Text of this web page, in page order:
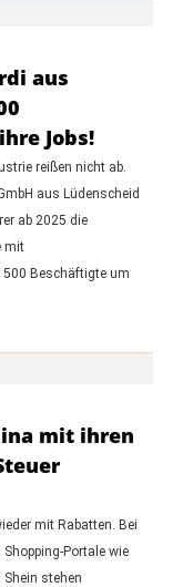
aus
Jobs!
reißen nicht ab.
aus Lüdenscheid
ab 2025 die
mit
Beschäftigte um
mit ihren
mit Rabatten. Bei
Portale wie
stehen